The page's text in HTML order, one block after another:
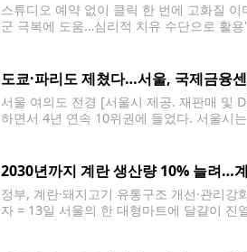
스튜디오 예약 없이 클릭 한 번에 고화질
군 극복에 도움…심리적 치유 수단으로 활
도쿄·파리도 제쳤다…서울, 국제금융
서울 여의도 전경 [서울시 제공. 재판매 및
하면서 4년 연속 10위권에 들었다. 서울시
2030년까지 계란 생산량 10% 늘려…
정부, 계란·돼지고기 유통구조 개선·관리
자 = 13일 서울의 한 대형마트에 달걀이 진